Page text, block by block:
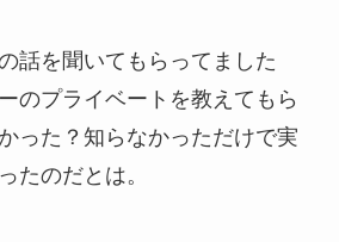
話を聞いてもらってました
のプライベートを教えてもら
った？知らなかっただけで実
たのだとは。